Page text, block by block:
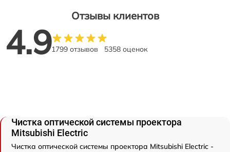
Отзывы клиентов
4.91799 отзывов 5358 оценок
Чистка оптической системы проектора
Mitsubishi Electric
Чистка оптической системы проектора Mitsubishi Electric -